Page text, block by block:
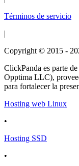
Términos de servicio
|
Copyright © 2015 -
ClickPanda es parte
Opptima LLC),
para fortalecer la
Hosting web Linux
•
Hosting SSD
•